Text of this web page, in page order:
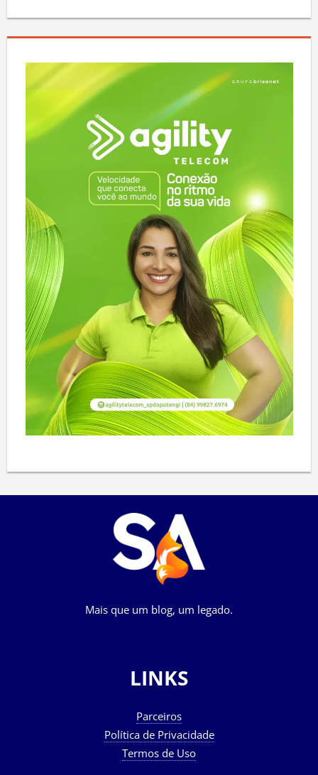
Mais que um blog, um legado.
LINKS
Parceiros
Política de Privacidade
Termos de Uso